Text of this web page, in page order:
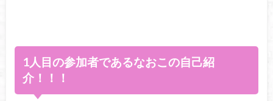
1人目の参加者であるなおこの自己紹
介！！！